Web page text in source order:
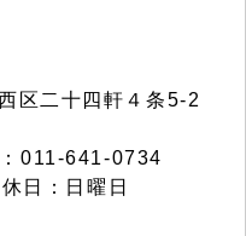
区二十四軒４条5-2
011-641-0734
日：日曜日